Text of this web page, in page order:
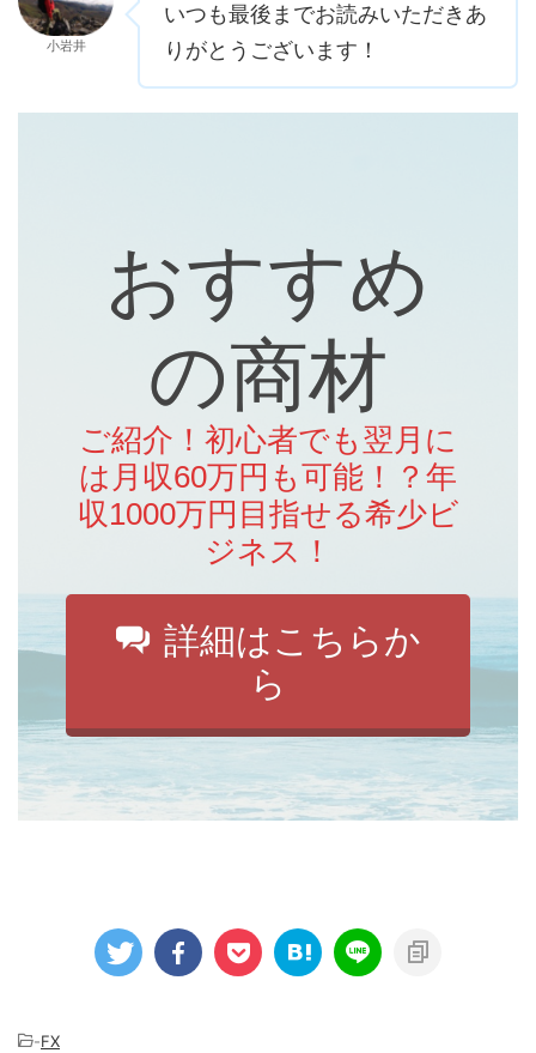
小岩井
いつも最後までお読みいただきあ
りがとうございます！
おすすめ
の商材
ご紹介！初心者でも翌月に
は月収60万円も可能！？年
収1000万円目指せる希少ビ
ジネス！
詳細はこちらか
ら
-FX